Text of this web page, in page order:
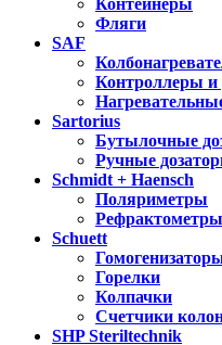
Контейнеры
Фляги
SAF
Контроллеры и
Sartorius
Бутылочные
Ручные
Schmidt + Haensch
Поляриметры
Рефрактометры
Schuett
Горелки
Колпачки
Счетчики
SHP Steriltechnik